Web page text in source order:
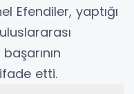
Efendiler, yaptığı
ifade etti.